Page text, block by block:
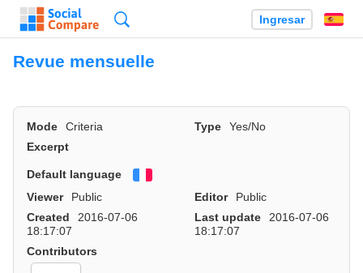
Ingresar
Revue mensuelle
Mode Criteria Type
Yes/No
Excerpt
Default language
Viewer
Public Editor
Public
Created
2016-07-06
18:17:07
Last update
2016-07-06
18:17:07
Contributors